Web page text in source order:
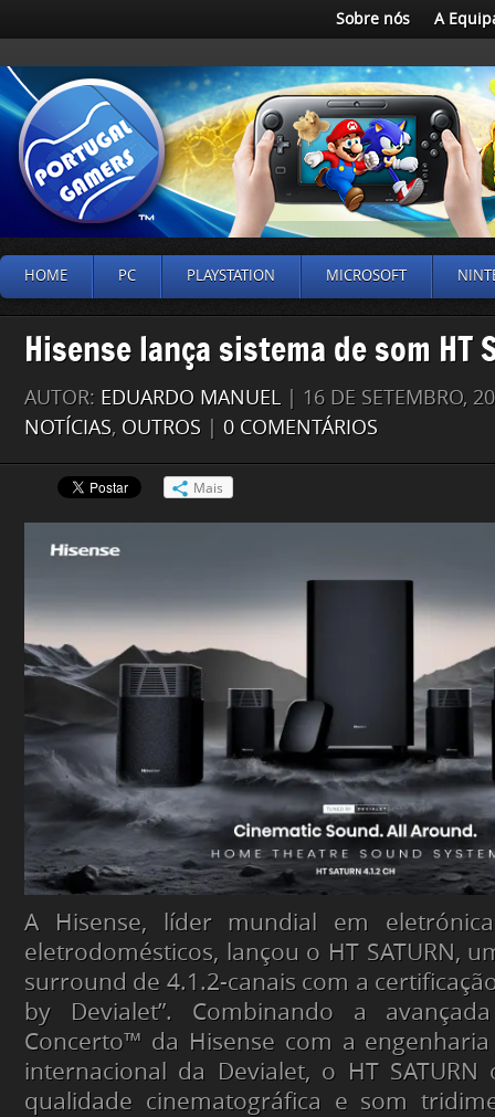
Sobre nós A
HOME PC PLAYSTATION MICROSOFT
Hisense lança sistema de som HT
AUTOR: EDUARDO MANUEL | 16 DE SETEMBRO,
NOTÍCIAS, OUTROS 0 COMENTÁRIOS
Mais
A Hisense, líder mundial em
eletrodomésticos, lançou o HT SATURN,
surround de 4.1.2-canais com a
by Devialet”. Combinando a
Concerto™ da Hisense com a
internacional da Devialet, o HT
qualidade cinematográfica e som